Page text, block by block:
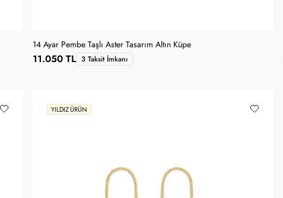
14 Ayar Pembe Taşlı Aster Tasarım Altın Küpe
11.050 TL 3 Taksit İmkanı
YILDIZ ÜRÜN